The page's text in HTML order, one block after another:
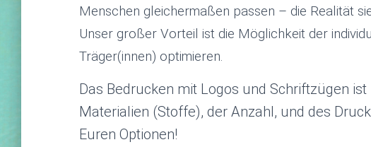
Menschen gleichermaßen passen – die Realität
Unser großer Vorteil ist die Möglichkeit der
Träger(innen) optimieren.
Das Bedrucken mit Logos und Schriftzügen
Materialien (Stoffe), der Anzahl, und des
Euren Optionen!